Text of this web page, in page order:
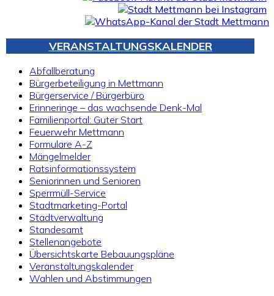
VERANSTALTUNGSKALENDER
Abfallberatung
Bürgerbeteiligung in Mettmann
Bürgerservice / Bürgerbüro
Erinneringe – das wachsende Denk-Mal
Familienportal: Guter Start
Feuerwehr Mettmann
Formulare A-Z
Mängelmelder
Ratsinformationssystem
Seniorinnen und Senioren
Sperrmüll-Service
Stadtmarketing-Portal
Stadtverwaltung
Standesamt
Stellenangebote
Übersichtskarte Bebauungspläne
Veranstaltungskalender
Wahlen und Abstimmungen